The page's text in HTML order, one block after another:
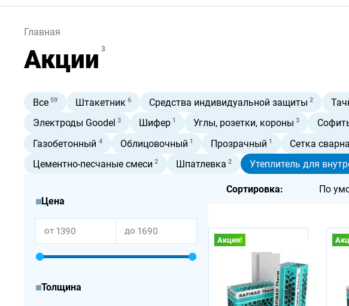
Главная
Акции 3
Все 59 Штакетник 6 Средства индивидуальной защиты 2
Электроды Goodel 3 Шифер 1 Углы, розетки, короны 3
Газобетонный 4 Облицовочный 1 Прозрачный 1 Сетка
Цементно-песчаные смеси 2 Шпатлевка 2 Утеплитель для
Цена
от до
Толщина
Сортировка: По
Акция!